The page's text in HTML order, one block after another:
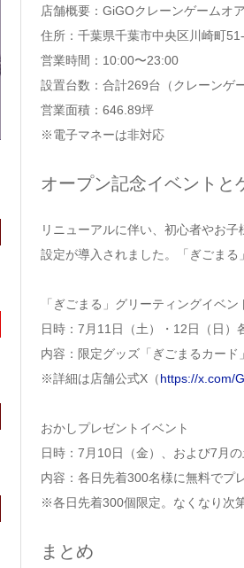
店舗概要：GiGOクレーンゲームオ
住所：千葉県千葉市中央区川崎町
営業時間：10:00〜23:00
設置台数：合計269台（クレーンゲ
営業面積：646.89坪
※電子マネーは非対応
オープン記念イベントと
リニューアルに伴い、初心者やお
設定が導入されました。「ぎごまる
「ぎごまる」グリーティングイベン
日時：7月11日（土）・12日（日
内容：限定グッズ「ぎごまるカード
※詳細は店舗公式X（https://x.com/
おかしプレゼントイベント
日時：7月10日（金）、および7月
内容：各日先着300名様に無料でプ
※各日先着300個限定。なくなり次
まとめ